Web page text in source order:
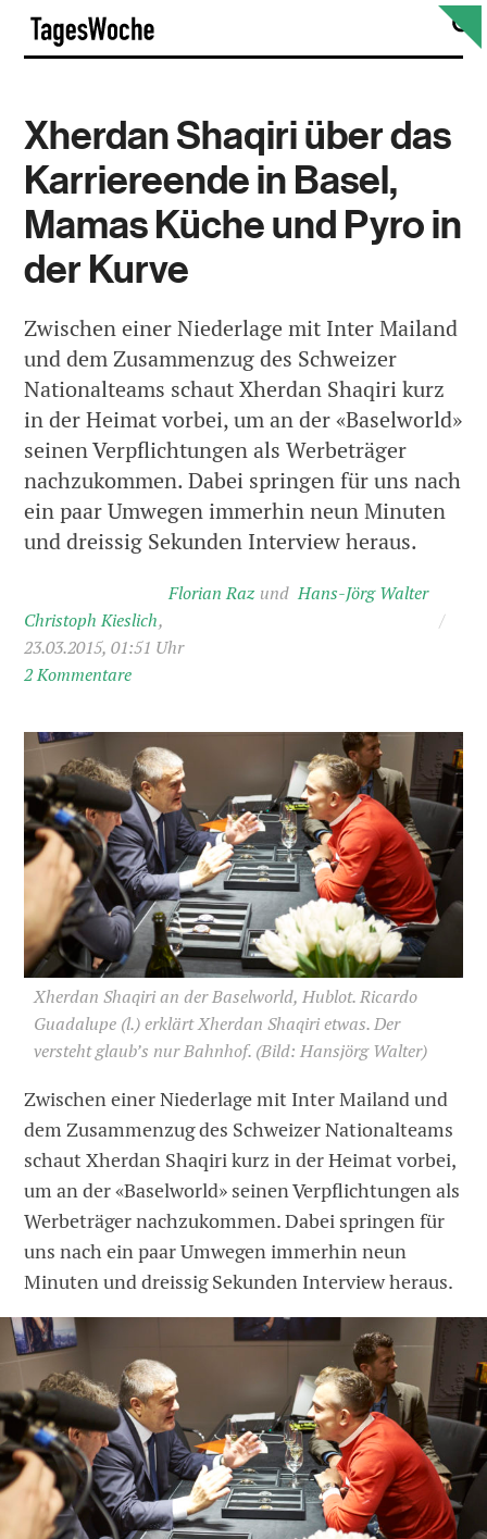
Skip
content
Xherdan Shaqiri über das
Karriereende in Basel,
Mamas Küche und Pyro in
der Kurve
Zwischen einer Niederlage mit Inter Mailand
und dem Zusammenzug des Schweizer
Nationalteams schaut Xherdan Shaqiri kurz
in der Heimat vorbei, um an der «Baselworld»
seinen Verpflichtungen als Werbeträger
nachzukommen. Dabei springen für uns nach
ein paar Umwegen immerhin neun Minuten
und dreissig Sekunden Interview heraus.
Christoph Kieslich
Florian Raz
Hans-Jörg Walter
/
23.03.2015, 01:51 Uhr
2 Kommentare
Xherdan Shaqiri an der Baselworld, Hublot. Ricardo
Guadalupe (l.) erklärt Xherdan Shaqiri etwas. Der
versteht glaub’s nur Bahnhof. (Bild: Hansjörg Walter)
Zwischen einer Niederlage mit Inter Mailand und
dem Zusammenzug des Schweizer Nationalteams
schaut Xherdan Shaqiri kurz in der Heimat vorbei,
um an der «Baselworld» seinen Verpflichtungen als
Werbeträger nachzukommen. Dabei springen für
uns nach ein paar Umwegen immerhin neun
Minuten und dreissig Sekunden Interview heraus.